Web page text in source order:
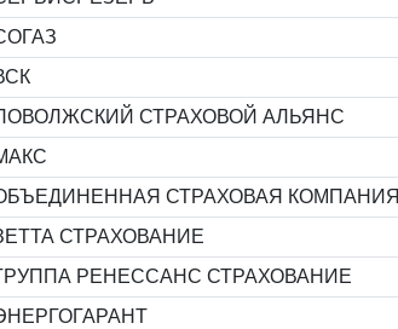
СТРАХОВОЙ АЛЬЯНС
СТРАХОВАЯ КОМПАНИЯ
СТРАХОВАНИЕ
РЕНЕССАНС СТРАХОВАНИЕ